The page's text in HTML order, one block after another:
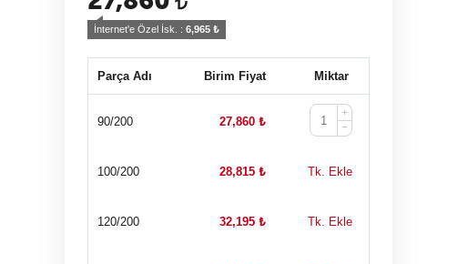
İnternet'e Özel İsk. : 6,965 ₺
Parça Adı Birim Fiyat Miktar
90/200 27,860 ₺
+
−
100/200 28,815 ₺ Tk. Ekle
120/200 32,195 ₺ Tk. Ekle